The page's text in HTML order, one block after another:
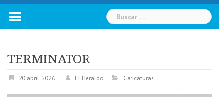
Buscar:
TERMINATOR
20 abril, 2026 El Heraldo Caricaturas